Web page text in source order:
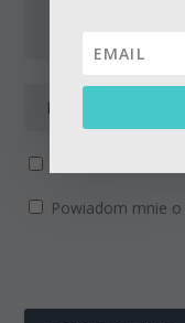
Powiadom mnie
Powiadom mnie